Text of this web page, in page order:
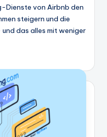
Dienste von Airbnb den
steigern und die
das alles mit weniger